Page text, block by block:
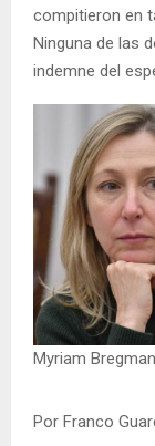
compitieron en
Ninguna de las
indemne del
Myriam
Por Franco